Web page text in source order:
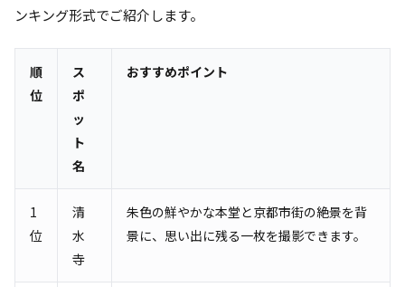
ンキング形式でご紹介します。
順
位
ス
ポ
ッ
ト
名
おすすめポイント
1
位
清
水
寺
朱色の鮮やかな本堂と京都市街の絶景を背
景に、思い出に残る一枚を撮影できます。